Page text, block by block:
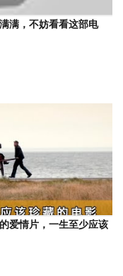
满，不妨看看这部电
爱情片，一生至少应该